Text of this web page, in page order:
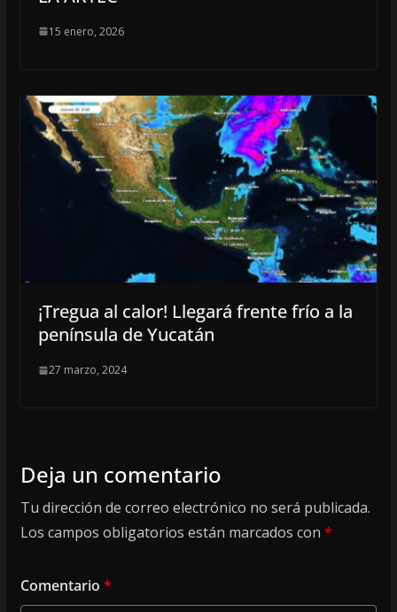
15 enero, 2026
¡Tregua al calor! Llegará frente frío a la
península de Yucatán
27 marzo, 2024
Deja un comentario
Tu dirección de correo electrónico no será publicada.
Los campos obligatorios están marcados con *
Comentario *